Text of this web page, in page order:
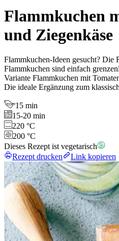
Flammkuchen
und Ziegenkäse
Flammkuchen-Ideen gesucht? Die
Flammkuchen sind einfach
Variante Flammkuchen mit
Die ideale Ergänzung zum
15 min
15-20 min
220 °C
200 °C
Dieses Rezept ist vegetarisch
Rezept drucken
Link kopieren